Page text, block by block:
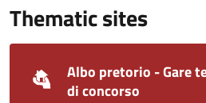
Thematic sites
Albo pretorio - Gare
di concorso